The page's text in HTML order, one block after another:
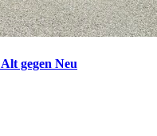
Alt gegen Neu